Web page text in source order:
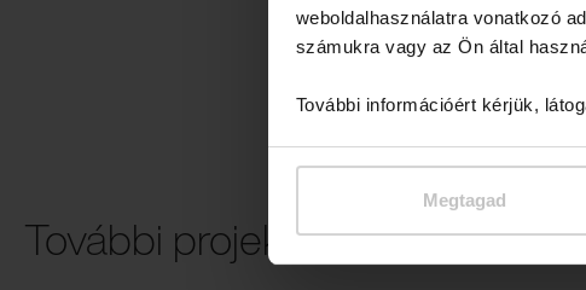
weboldalhasználatra vonatkozó
számukra vagy az Ön által
További információért kérjük,
Megtagad
További projektek